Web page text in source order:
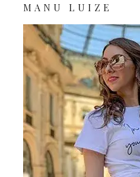
MANU LUIZE